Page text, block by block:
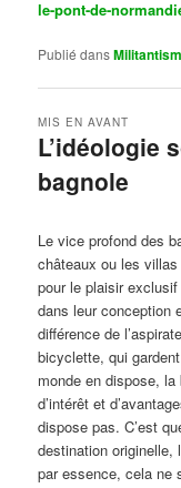
le-pont-de-
Publié dans
L’idéologie
bagnole
MIS EN AVANT
Le vice profond des
châteaux ou les
pour le plaisir
dans leur conception
différence de
bicyclette, qui
monde en dispose,
d’intérêt et
dispose pas. C’est
destination originelle,
par essence, cela ne